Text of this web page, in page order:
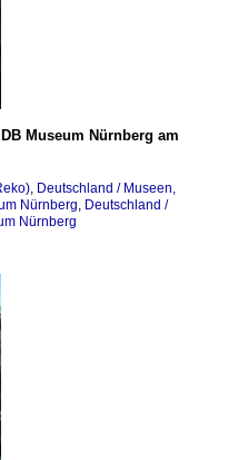
Museum Nürnberg am
, Deutschland / Museen,
Nürnberg, Deutschland /
Nürnberg